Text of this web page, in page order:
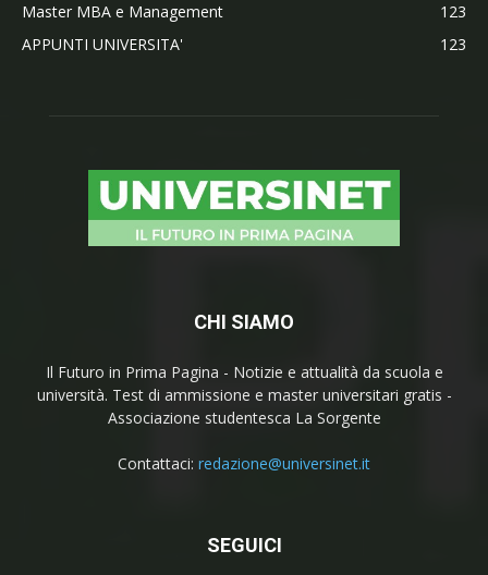
Master MBA e Management
123
APPUNTI UNIVERSITA'
123
CHI SIAMO
Il Futuro in Prima Pagina - Notizie e attualità da scuola e
università. Test di ammissione e master universitari gratis -
Associazione studentesca La Sorgente
Contattaci: redazione@universinet.it
SEGUICI